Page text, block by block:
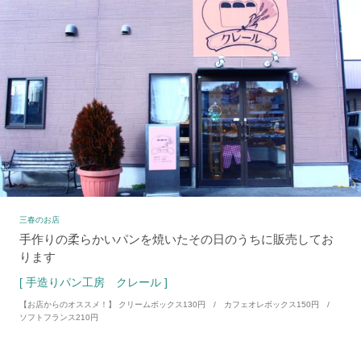
三春のお店
手作りの柔らかいパンを焼いたその日のうちに販売してお
ります
[ 手造りパン工房 クレール ]
【お店からのオススメ！】 クリームボックス130円 / カフェオレボックス150円 /
ソフトフランス210円